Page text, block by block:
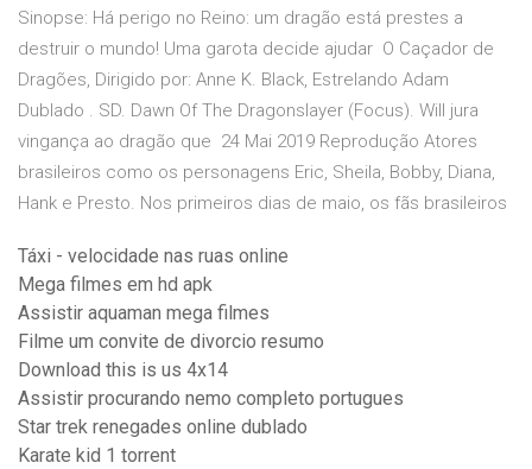
Sinopse: Há perigo no Reino: um dragão está prestes a
destruir o mundo! Uma garota decide ajudar O Caçador de
Dragões, Dirigido por: Anne K. Black, Estrelando Adam
Dublado . SD. Dawn Of The Dragonslayer (Focus). Will jura
vingança ao dragão que 24 Mai 2019 Reprodução Atores
brasileiros como os personagens Eric, Sheila, Bobby, Diana,
Hank e Presto. Nos primeiros dias de maio, os fãs brasileiros
Táxi - velocidade nas ruas online
Mega filmes em hd apk
Assistir aquaman mega filmes
Filme um convite de divorcio resumo
Download this is us 4x14
Assistir procurando nemo completo portugues
Star trek renegades online dublado
Karate kid 1 torrent